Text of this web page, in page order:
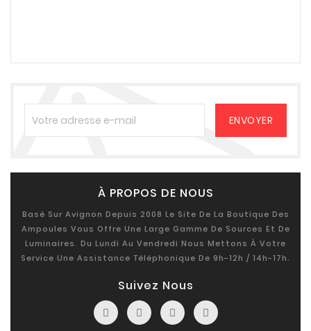
À PROPOS DE NOUS
Basé Sur Avignon Depuis 2008 Le Site De La Boutique Des
Ampoules Vous Offre Une Large Gamme De Sources Et De
Luminaires. Du Lundi Au Vendredi Nous Mettons À Votre
Service Une Assistance Téléphonique De 9h-12h / 14h-17h.
Suivez Nous